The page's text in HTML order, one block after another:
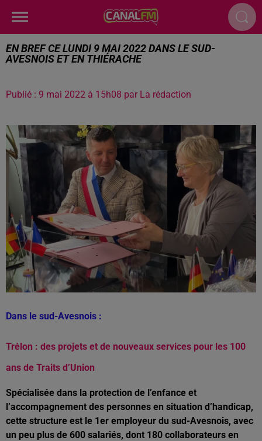
EN BREF CE LUNDI 9 MAI 2022 DANS LE SUD-
AVESNOIS ET EN THIÉRACHE
Publié : 9 mai 2022 à 15h08 par La rédaction
Dans le sud-Avesnois :
Trélon : des projets et de nouveaux services pour les 100
ans de Traits d’Union
Spécialisée dans la protection de l’enfance et
l’accompagnement des personnes en situation d’handicap,
cette structure est le 1er employeur du sud-Avesnois, avec
un peu plus de 600 salariés, dont 180 collaborateurs en